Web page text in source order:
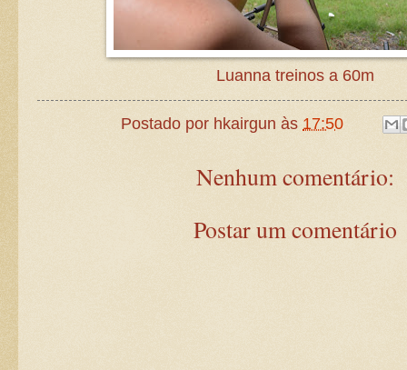
Luanna treinos a 60m
Postado por hkairgun às 17:50
Nenhum comentário:
Postar um comentário